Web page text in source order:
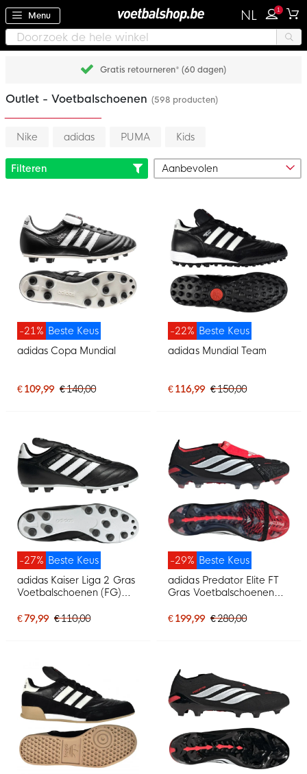
Menu NL 1
Gratis retourneren* (60 dagen)
Outlet - Voetbalschoenen (598 producten)
Nike adidas PUMA Kids
Filteren
Beste Keus
-21%
adidas Copa Mundial
€ 109,99 € 140,00
Beste Keus
-22%
adidas Mundial Team
€ 116,99 € 150,00
Beste Keus
-27%
adidas Kaiser Liga 2 Gras
Voetbalschoenen (FG)
€ 79,99 € 110,00
Beste Keus
-29%
adidas Predator Elite FT
Gras Voetbalschoenen
€ 199,99 € 280,00